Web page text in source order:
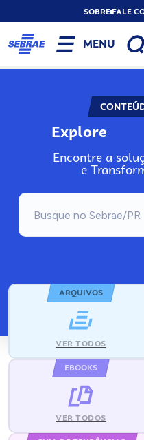
SOBREFALE
MENU
Explore
Encontre a
e
ARQUIVOS
VER TODOS
EBOOKS
VER TODOS